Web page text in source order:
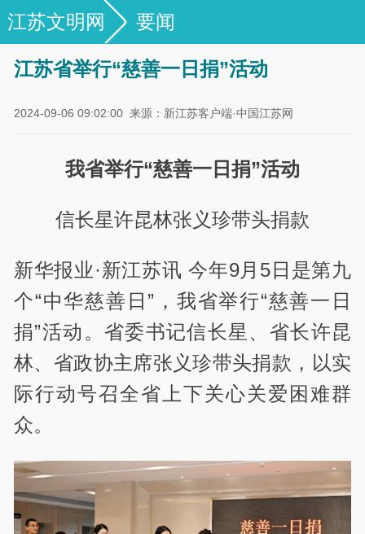
江苏文明网 要闻
江苏省举行“慈善一日捐”活动
2024-09-06 09:02:00 来源：新江苏客户端·中国江苏网
我省举行“慈善一日捐”活动
信长星许昆林张义珍带头捐款
新华报业·新江苏讯 今年9月5日是第九
个“中华慈善日”，我省举行“慈善一日
捐”活动。省委书记信长星、省长许昆
林、省政协主席张义珍带头捐款，以实
际行动号召全省上下关心关爱困难群
众。